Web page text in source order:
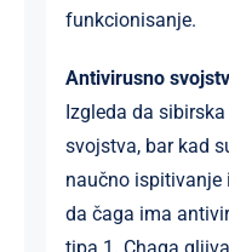
funkcionisanje.
Antivirusno
Izgleda da
svojstva, bar kad
naučno ispitivanje
da čaga ima